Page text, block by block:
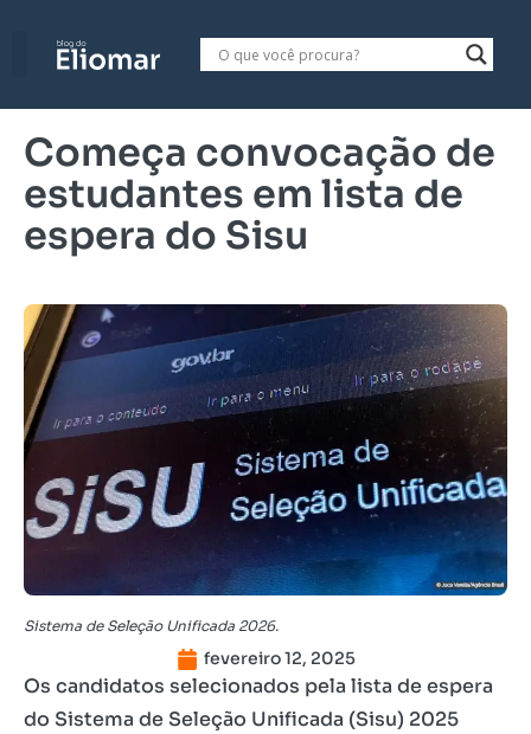
Começa convocação de
estudantes em lista de
espera do Sisu
Sistema de Seleção Unificada 2026.
fevereiro 12, 2025
Os candidatos selecionados pela lista de espera
do Sistema de Seleção Unificada (Sisu) 2025